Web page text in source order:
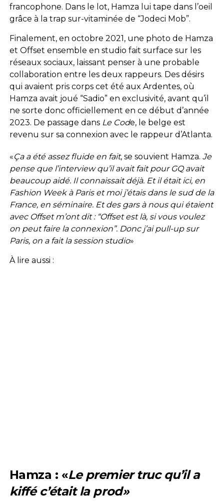
francophone. Dans le lot, Hamza lui tape dans l’oeil
grâce à la trap sur-vitaminée de “Jodeci Mob”.
Finalement, en octobre 2021, une photo de Hamza
et Offset ensemble en studio fait surface sur les
réseaux sociaux, laissant penser à une probable
collaboration entre les deux rappeurs. Des désirs
qui avaient pris corps cet été aux Ardentes, où
Hamza avait joué “Sadio” en exclusivité, avant qu’il
ne sorte donc officiellement en ce début d’année
2023. De passage dans Le Code, le belge est
revenu sur sa connexion avec le rappeur d’Atlanta.
«Ça a été assez fluide en fait, se souvient Hamza. Je
pense que l’interview qu’il avait fait pour GQ avait
beaucoup aidé. Il connaissait déjà. Et il était ici, en
Fashion Week à Paris et moi j’étais dans le sud de la
France, en séminaire. Et des gars à nous qui étaient
avec Offset m’ont dit : “Offset est là, si vous voulez
on peut faire la connexion”. Donc j’ai pull-up sur
Paris, on a fait la session studio»
À lire aussi :
Hamza : «Le premier truc qu’il a
kiffé c’était la prod»